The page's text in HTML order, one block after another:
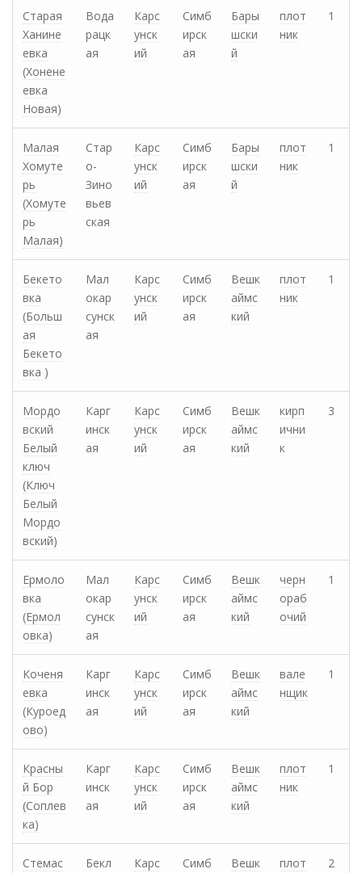
Старая
Ханине
евка
(Хонене
евка
Новая)
Вода
рацк
ая
Карс
унск
ий
Симб
ирск
ая
Бары
шски
й
плот
ник
1
Малая
Хомуте
рь
(Хомуте
рь
Малая)
Стар
о-
Зино
вьев
ская
Карс
унск
ий
Симб
ирск
ая
Бары
шски
й
плот
ник
1
Бекето
вка
(Больш
ая
Бекето
вка )
Мал
окар
сунск
ая
Карс
унск
ий
Симб
ирск
ая
Вешк
аймс
кий
плот
ник
1
Мордо
вский
Белый
ключ
(Ключ
Белый
Мордо
вский)
Карг
инск
ая
Карс
унск
ий
Симб
ирск
ая
Вешк
аймс
кий
кирп
ични
к
3
Ермоло
вка
(Ермол
овка)
Мал
окар
сунск
ая
Карс
унск
ий
Симб
ирск
ая
Вешк
аймс
кий
черн
ораб
очий
1
Коченя
евка
(Куроед
ово)
Карг
инск
ая
Карс
унск
ий
Симб
ирск
ая
Вешк
аймс
кий
вале
нщик
1
Красны
й Бор
(Соплев
ка)
Карг
инск
ая
Карс
унск
ий
Симб
ирск
ая
Вешк
аймс
кий
плот
ник
1
Стемас
Бекл
Карс
Симб
Вешк
плот
2